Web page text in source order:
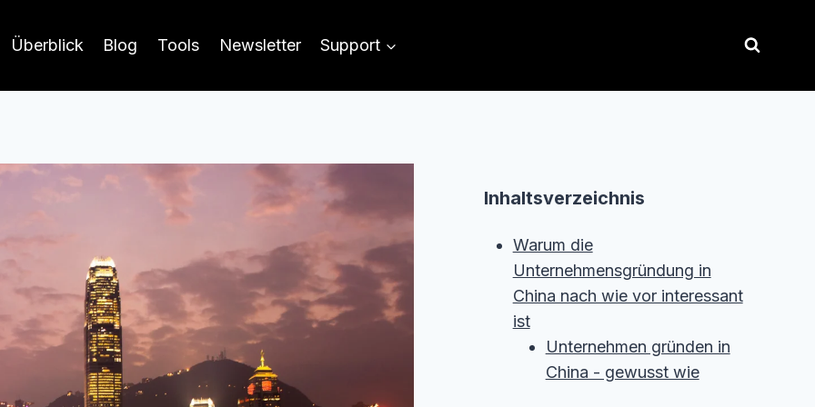
Überblick Blog Tools Newsletter Support
Inhaltsverzeichnis
Warum die
Unternehmensgründung in
China nach wie vor interessant
ist
Unternehmen gründen in
China - gewusst wie